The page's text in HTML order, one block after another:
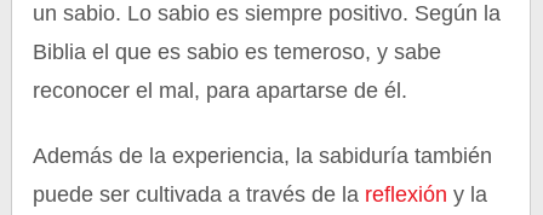
un sabio. Lo sabio es siempre positivo. Según la
Biblia el que es sabio es temeroso, y sabe
reconocer el mal, para apartarse de él.
Además de la experiencia, la sabiduría también
puede ser cultivada a través de la reflexión y la